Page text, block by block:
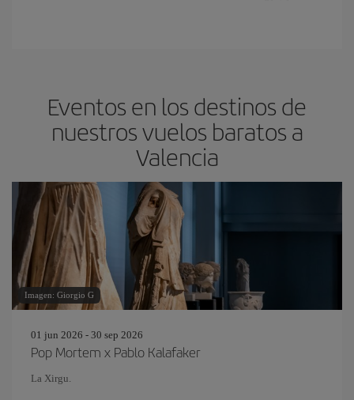
Eventos en los destinos de
nuestros vuelos baratos a
Valencia
Imagen: Giorgio G
01 jun 2026 - 30 sep 2026
Pop Mortem x Pablo Kalafaker
La Xirgu.